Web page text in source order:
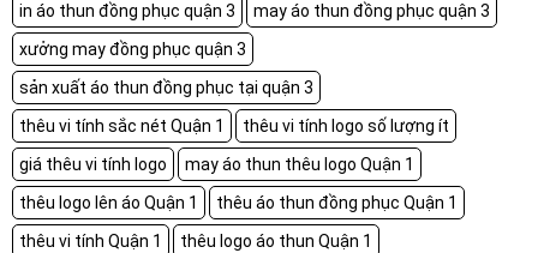
in áo thun đồng phục quận 3
may áo thun đồng phục quận 3
xưởng may đồng phục quận 3
sản xuất áo thun đồng phục tại quận 3
thêu vi tính sắc nét Quận 1
thêu vi tính logo số lượng ít
giá thêu vi tính logo
may áo thun thêu logo Quận 1
thêu logo lên áo Quận 1
thêu áo thun đồng phục Quận 1
thêu vi tính Quận 1
thêu logo áo thun Quận 1